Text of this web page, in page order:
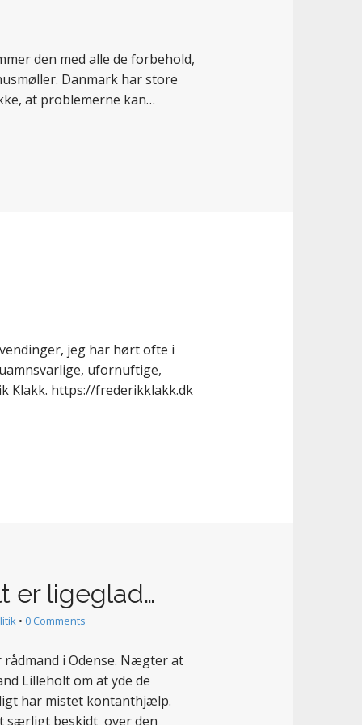
den med alle de forbehold,
Danmark har store
at problemerne kan…
jeg har hørt ofte i
ufornuftige,
Klakk. https://frederikklakk.dk
er ligeglad…
• 0 Comments
i Odense. Nægter at
Lilleholt om at yde de
har mistet kontanthjælp.
særligt beskidt over den